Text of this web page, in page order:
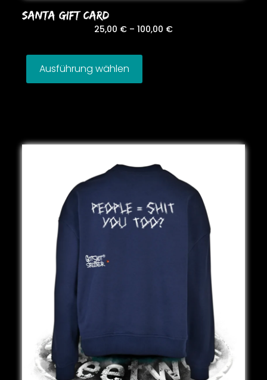
SANTA GIFT CARD
25,00 € – 100,00 €
Ausführung wählen